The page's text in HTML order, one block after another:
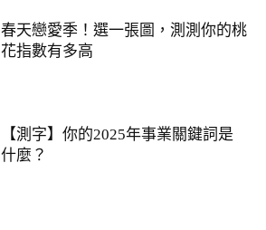
春天戀愛季！選一張圖，測測你的桃
花指數有多高
【測字】你的2025年事業關鍵詞是
什麼？